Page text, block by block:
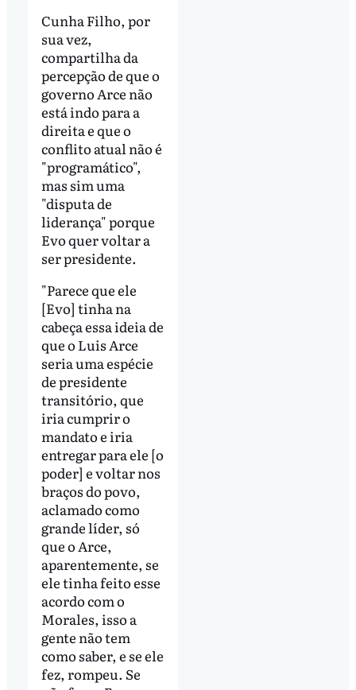
Cunha Filho, por
sua vez,
compartilha da
percepção de que o
governo Arce não
está indo para a
direita e que o
conflito atual não é
"programático",
mas sim uma
"disputa de
liderança" porque
Evo quer voltar a
ser presidente.
"Parece que ele
[Evo] tinha na
cabeça essa ideia de
que o Luis Arce
seria uma espécie
de presidente
transitório, que
iria cumprir o
mandato e iria
entregar para ele [o
poder] e voltar nos
braços do povo,
aclamado como
grande líder, só
que o Arce,
aparentemente, se
ele tinha feito esse
acordo com o
Morales, isso a
gente não tem
como saber, e se ele
fez, rompeu. Se